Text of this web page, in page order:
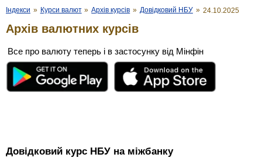
Індекси » Курси валют » Архів курсів » Довідковий НБУ » 24.10.2025
Архів валютних курсів
Все про валюту теперь і в застосунку від Мінфін
Довідковий курс НБУ на міжбанку